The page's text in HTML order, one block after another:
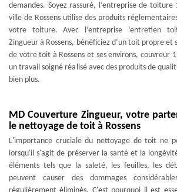
demandes. Soyez rassuré, l’entreprise de toiture
ville de Rossens utilise des produits
votre toiture. Avec l’entreprise ‘entretien
Zingueur à Rossens, bénéficiez d’un toit propre et
de votre toit à Rossens et ses environs, couvreur
un travail soigné réalisé avec des produits de
bien plus.
MD Couverture Zingueur, votre
le nettoyage de toit à Rossens
L'importance cruciale du nettoyage de toit ne
lorsqu'il s'agit de préserver la santé et la
éléments tels que la saleté, les feuilles, les
peuvent causer des dommages